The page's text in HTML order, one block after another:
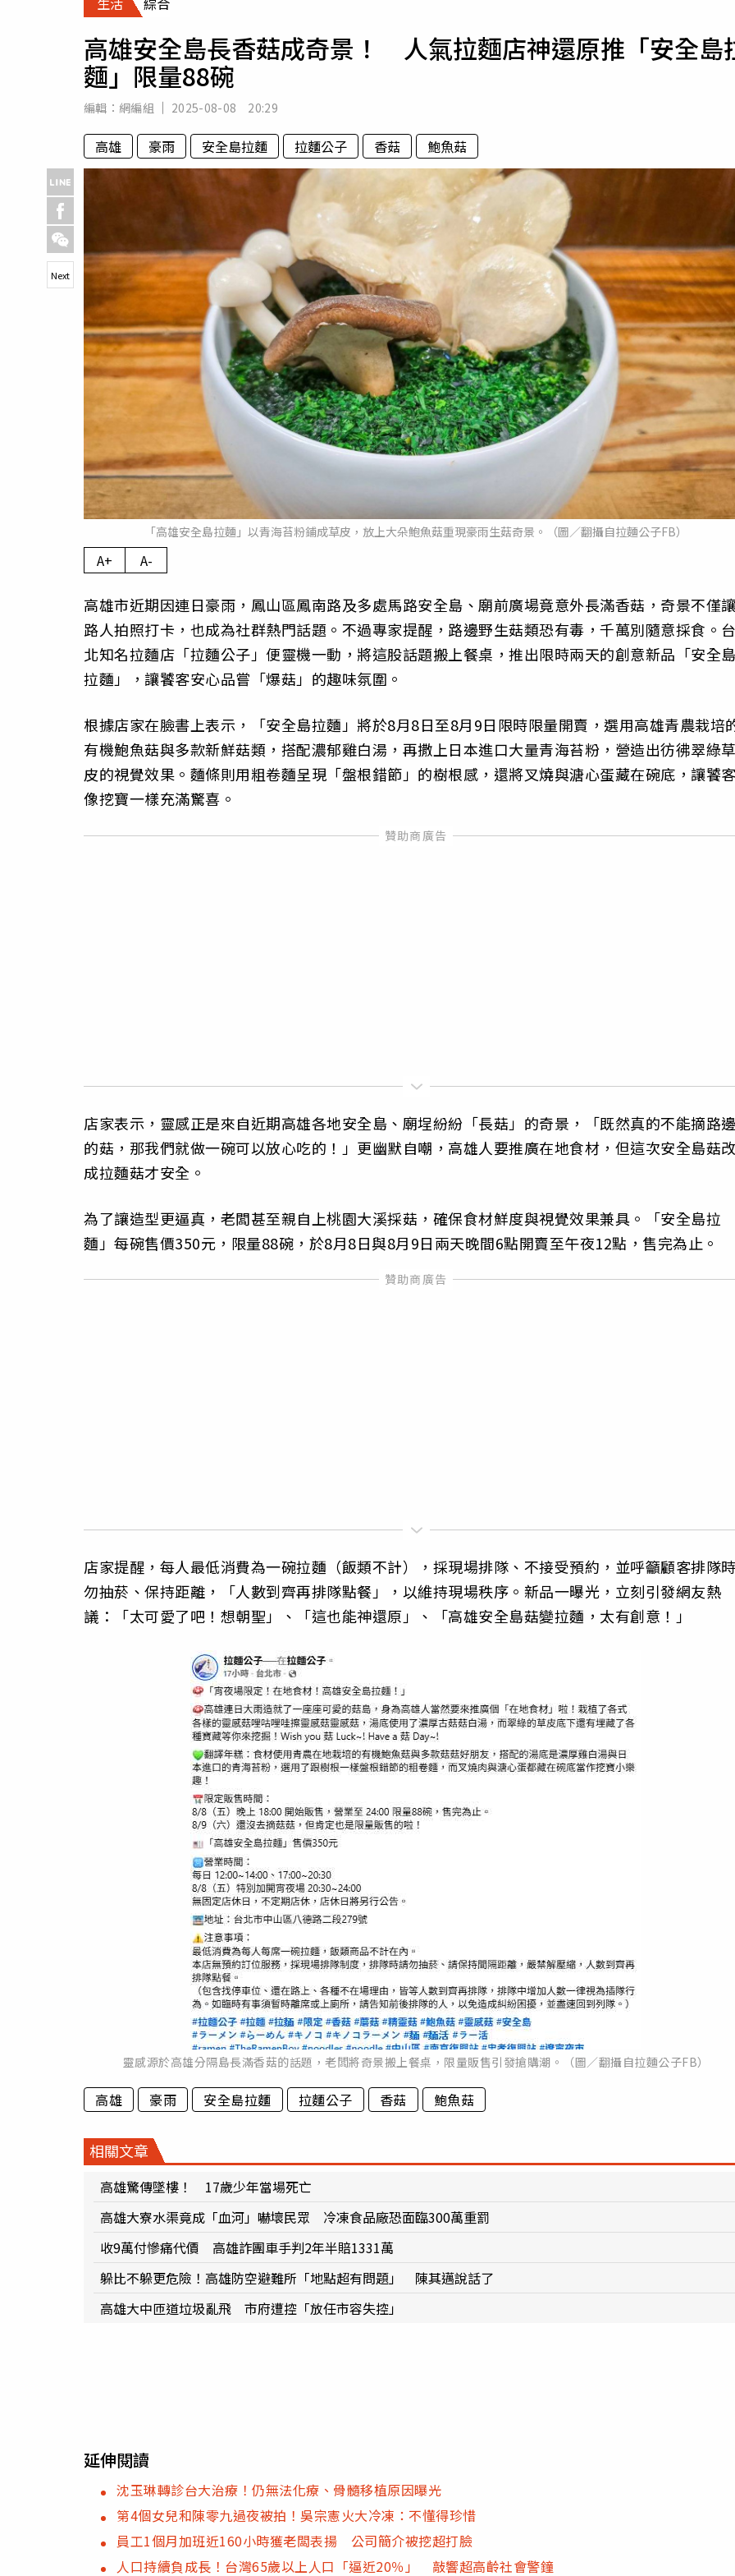
專欄
運勢
高雄安全島長香菇成奇景！ 人氣拉麵店神還原推「安全島
麵」限量88碗
編輯： 網編組 2025-08-08 20:29
高雄 豪雨 安全島拉麵 拉麵公子 香菇 鮑魚菇
「高雄安全島拉麵」以青海苔粉鋪成草皮，放上大朵鮑魚菇重現豪雨生菇奇景。（圖／翻攝自拉麵公子FB）
Next
A+ A-
高雄市近期因連日豪雨，鳳山區鳳南路及多處馬路安全島、廟前廣場竟意外長滿香菇，奇景不僅
路人拍照打卡，也成為社群熱門話題。不過專家提醒，路邊野生菇類恐有毒，千萬別隨意採食。
北知名拉麵店「拉麵公子」便靈機一動，將這股話題搬上餐桌，推出限時兩天的創意新品「安全
拉麵」，讓饕客安心品嘗「爆菇」的趣味氛圍。
根據店家在臉書上表示，「安全島拉麵」將於8月8日至8月9日限時限量開賣，選用高雄青農栽培
有機鮑魚菇與多款新鮮菇類，搭配濃郁雞白湯，再撒上日本進口大量青海苔粉，營造出彷彿翠綠
皮的視覺效果。麵條則用粗卷麵呈現「盤根錯節」的樹根感，還將叉燒與溏心蛋藏在碗底，讓饕
像挖寶一樣充滿驚喜。
店家表示，靈感正是來自近期高雄各地安全島、廟埕紛紛「長菇」的奇景，「既然真的不能摘路
的菇，那我們就做一碗可以放心吃的！」更幽默自嘲，高雄人要推廣在地食材，但這次安全島菇
成拉麵菇才安全。
為了讓造型更逼真，老闆甚至親自上桃園大溪採菇，確保食材鮮度與視覺效果兼具。「安全島拉
麵」每碗售價350元，限量88碗，於8月8日與8月9日兩天晚間6點開賣至午夜12點，售完為止。
店家提醒，每人最低消費為一碗拉麵（飯類不計），採現場排隊、不接受預約，並呼籲顧客排隊
勿抽菸、保持距離，「人數到齊再排隊點餐」，以維持現場秩序。新品一曝光，立刻引發網友熱
議：「太可愛了吧！想朝聖」、「這也能神還原」、「高雄安全島菇變拉麵，太有創意！」
靈感源於高雄分隔島長滿香菇的話題，老闆將奇景搬上餐桌，限量販售引發搶購潮。（圖／翻攝自拉麵公子FB）
高雄 豪雨 安全島拉麵 拉麵公子 香菇 鮑魚菇
相關文章
高雄驚傳墜樓！ 17歲少年當場死亡
高雄大寮水渠竟成「血河」嚇壞民眾 冷凍食品廠恐面臨300萬重罰
收9萬付慘痛代價 高雄詐團車手判2年半賠1331萬
躲比不躲更危險！高雄防空避難所「地點超有問題」 陳其邁說話了
高雄大中匝道垃圾亂飛 市府遭控「放任市容失控」
延伸閱讀
沈玉琳轉診台大治療！仍無法化療、骨髓移植原因曝光
第4個女兒和陳零九過夜被拍！吳宗憲火大冷凍：不懂得珍惜
員工1個月加班近160小時獲老闆表揚 公司簡介被挖超打臉
人口持續負成長！台灣65歲以上人口「逼近20％」 敲響超高齡社會警鐘